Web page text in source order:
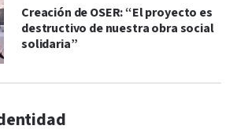
Creación de OSER: “El proyecto es
destructivo de nuestra obra social
solidaria”